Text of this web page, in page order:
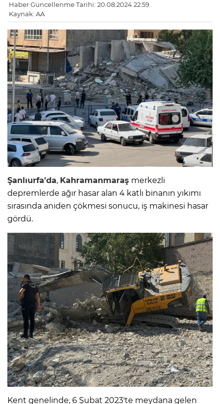
Haber Güncellenme Tarihi: 20.08.2024 22:59
Kaynak: AA
Şanlıurfa'da, Kahramanmaraş merkezli
depremlerde ağır hasar alan 4 katlı binanın yıkımı
sırasında aniden çökmesi sonucu, iş makinesi hasar
gördü.
Kent genelinde, 6 Şubat 2023'te meydana gelen